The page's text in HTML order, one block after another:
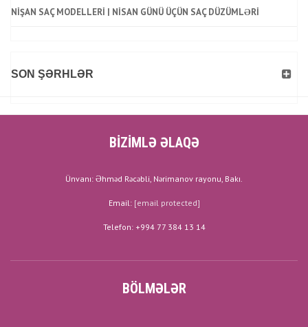
NIŞAN SAÇ MODELLERI | NISAN GÜNÜ ÜÇÜN SAÇ DÜZÜMLƏRI
SON ŞƏRHLƏR
BİZİMLƏ ƏLAQƏ
Ünvanı: Əhməd Rəcəbli, Nərimanov rayonu, Bakı.
Email: [email protected]
Telefon: +994 77 384 13 14
BÖLMƏLƏR